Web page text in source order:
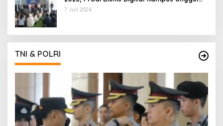
IIB Darmajaya Hadirkan Deretan
7 Juli 2026
TNI & POLRI